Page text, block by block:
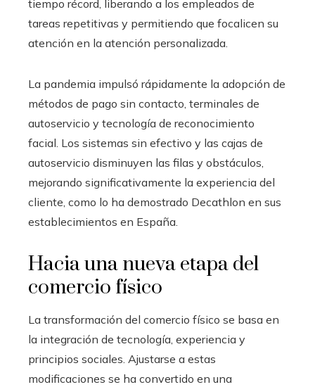
tiempo récord, liberando a los empleados de
tareas repetitivas y permitiendo que focalicen su
atención en la atención personalizada.
La pandemia impulsó rápidamente la adopción de
métodos de pago sin contacto, terminales de
autoservicio y tecnología de reconocimiento
facial. Los sistemas sin efectivo y las cajas de
autoservicio disminuyen las filas y obstáculos,
mejorando significativamente la experiencia del
cliente, como lo ha demostrado Decathlon en sus
establecimientos en España.
Hacia una nueva etapa del
comercio físico
La transformación del comercio físico se basa en
la integración de tecnología, experiencia y
principios sociales. Ajustarse a estas
modificaciones se ha convertido en una